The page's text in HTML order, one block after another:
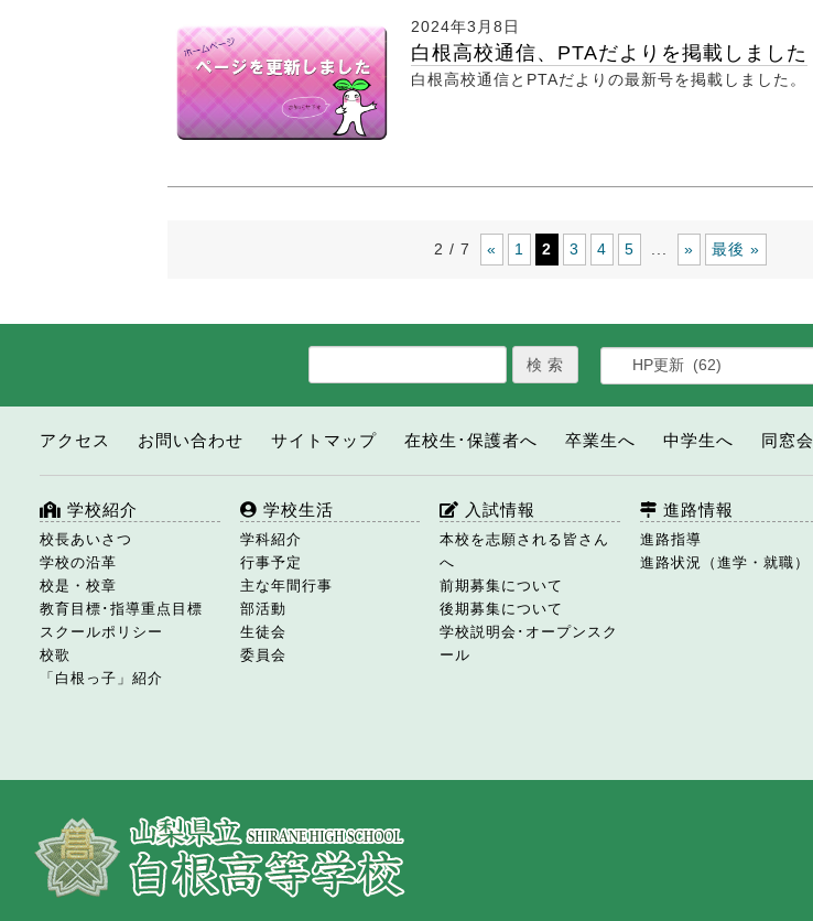
2024年3月8日
白根高校通信、PTAだよりを掲載しました
白根高校通信とPTAだよりの最新号を掲載しました。
2 / 7 « 1 2 3 4 5 ... » 最後 »
アクセス お問い合わせ サイトマップ 在校生･保護者へ 卒業生へ 中学生へ 同窓会
学校紹介
校長あいさつ
学校の沿革
校是・校章
教育目標･指導重点目標
スクールポリシー
校歌
「白根っ子」紹介
学校生活
学科紹介
行事予定
主な年間行事
部活動
生徒会
委員会
入試情報
本校を志願される皆さん
へ
前期募集について
後期募集について
学校説明会･オープンスク
ール
進路情報
進路指導
進路状況（進学・就職）